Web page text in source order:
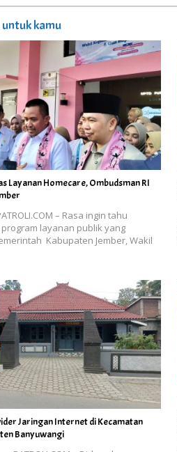
kamu
Layanan Homecare, Ombudsman RI
– Rasa ingin tahu
layanan publik yang
Kabupaten Jember, Wakil
Jaringan Internet di Kecamatan
Banyuwangi